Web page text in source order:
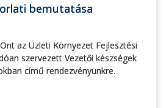
bemutatása
az Üzleti Környezet Fejlesztési
szervezett Vezetői készségek
című rendezvényünkre.